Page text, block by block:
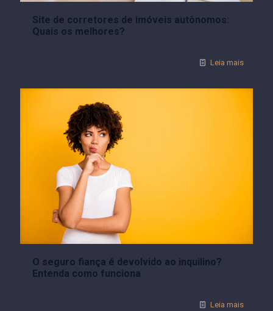
Site de corretores de imóveis autônomos:
Quais os melhores?
Leia mais
O seguro fiança é devolvido ao inquilino?
Entenda como funciona
Leia mais